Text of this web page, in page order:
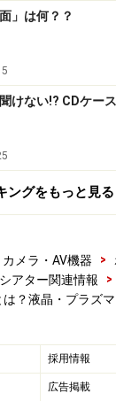
」は何？？
けない!? CDケー
ングをもっと見る
カメラ・AV機器 >
アター関連情報
>
？液晶・プラズマ
採用情報
広告掲載